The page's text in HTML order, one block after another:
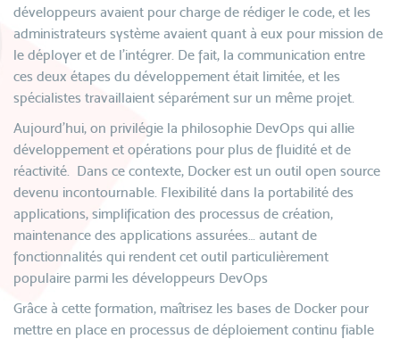
développeurs avaient pour charge de rédiger le code, et les
administrateurs système avaient quant à eux pour mission de
le déployer et de l’intégrer. De fait, la communication entre
ces deux étapes du développement était limitée, et les
spécialistes travaillaient séparément sur un même projet.
Aujourd’hui, on privilégie la philosophie DevOps qui allie
développement et opérations pour plus de fluidité et de
réactivité. Dans ce contexte, Docker est un outil open source
devenu incontournable. Flexibilité dans la portabilité des
applications, simplification des processus de création,
maintenance des applications assurées… autant de
fonctionnalités qui rendent cet outil particulièrement
populaire parmi les développeurs DevOps
Grâce à cette formation, maîtrisez les bases de Docker pour
mettre en place en processus de déploiement continu fiable